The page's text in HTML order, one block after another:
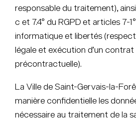
responsable du traitement),
c et 7.4° du RGPD et articles 7-
informatique et libertés (respect
légale et exécution d’un
précontractuelle).
La Ville de Saint-Gervais-la-
manière confidentielle les
nécessaire au traitement de la